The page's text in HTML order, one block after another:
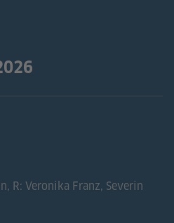
R: Veronika Franz, Severin